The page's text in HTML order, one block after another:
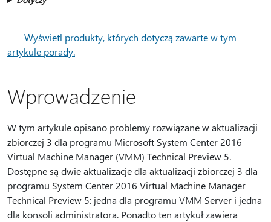
Wyświetl produkty, których dotyczą zawarte w tym
artykule porady.
Wprowadzenie
W tym artykule opisano problemy rozwiązane w aktualizacji
zbiorczej 3 dla programu Microsoft System Center 2016
Virtual Machine Manager (VMM) Technical Preview 5.
Dostępne są dwie aktualizacje dla aktualizacji zbiorczej 3 dla
programu System Center 2016 Virtual Machine Manager
Technical Preview 5: jedna dla programu VMM Server i jedna
dla konsoli administratora. Ponadto ten artykuł zawiera